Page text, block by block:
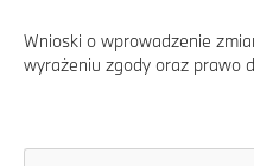
Wnioski o wprowadzenie
wyrażeniu zgody oraz prawo